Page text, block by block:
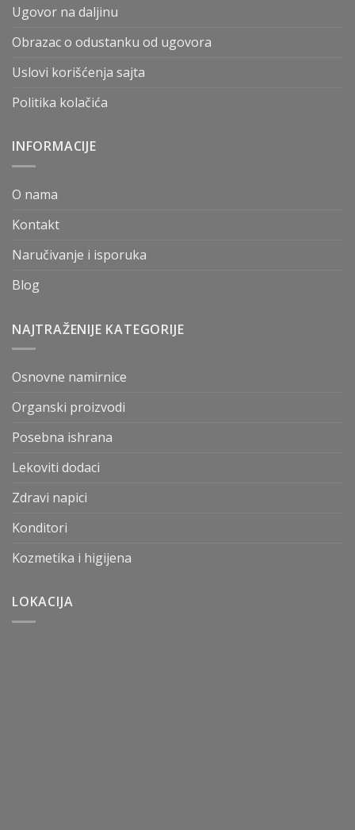
Ugovor na daljinu
Obrazac o odustanku od ugovora
Uslovi korišćenja sajta
Politika kolačića
INFORMACIJE
O nama
Kontakt
Naručivanje i isporuka
Blog
NAJTRAŽENIJE KATEGORIJE
Osnovne namirnice
Organski proizvodi
Posebna ishrana
Lekoviti dodaci
Zdravi napici
Konditori
Kozmetika i higijena
LOKACIJA